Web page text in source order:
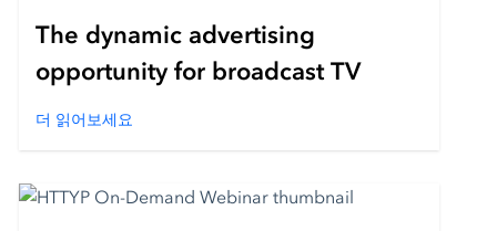
The dynamic advertising
opportunity for broadcast TV
더 읽어보세요